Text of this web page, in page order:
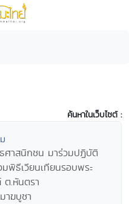
ค้นหาในเว็บไซต์ :
ศาสนิกชน มาร่วมปฏิบัติ
พิธีเวียนเทียนรอบพระ
.หันตรา
าฆบูชา